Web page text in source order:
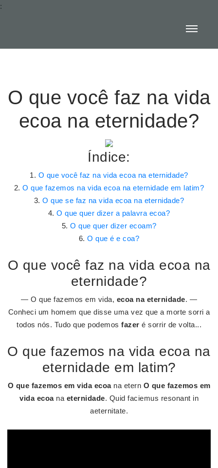
:
O que você faz na vida
ecoa na eternidade?
Índice:
O que você faz na vida ecoa na eternidade?
O que fazemos na vida ecoa na eternidade em latim?
O que se faz na vida ecoa na eternidade?
O que quer dizer a palavra ecoa?
O que quer dizer ecoam?
O que é e coa?
O que você faz na vida ecoa na
eternidade?
— O que fazemos em vida, ecoa na eternidade. —
Conheci um homem que disse uma vez que a morte sorri a
todos nós. Tudo que podemos fazer é sorrir de volta...
O que fazemos na vida ecoa na
eternidade em latim?
O que fazemos em vida ecoana etern O que fazemos em
vida ecoana eternidade. Quid faciemus resonant in
aeternitate.